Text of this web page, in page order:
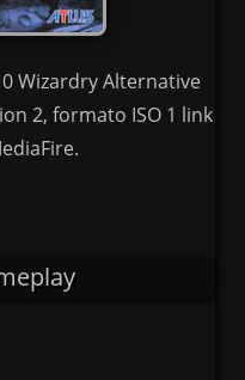
Wizardry Alternative
2, formato ISO 1 link